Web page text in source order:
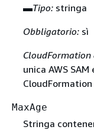
▬Tipo:stringa
Obbligatorio:sì
unica AWS
CloudFormation
MaxAge
Stringa